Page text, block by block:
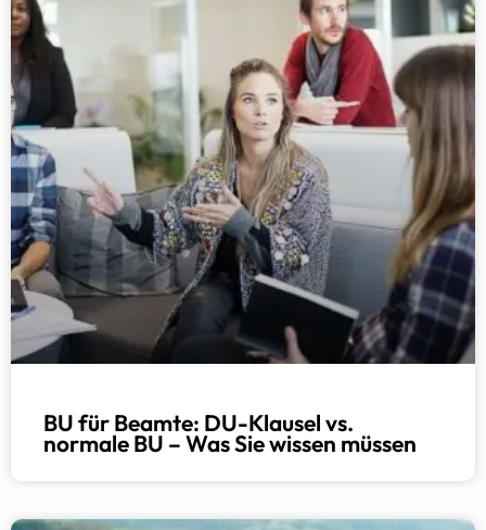
BU für Beamte: DU-Klausel vs.
normale BU – Was Sie wissen müssen